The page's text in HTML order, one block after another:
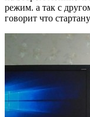
режим. а так с
говорит что